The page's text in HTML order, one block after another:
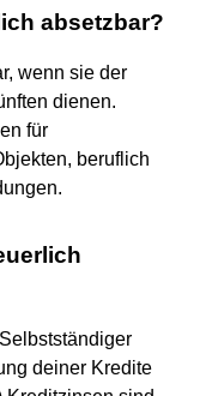
absetzbar?
wenn sie der
dienen.
für
beruflich
deiner Kredite